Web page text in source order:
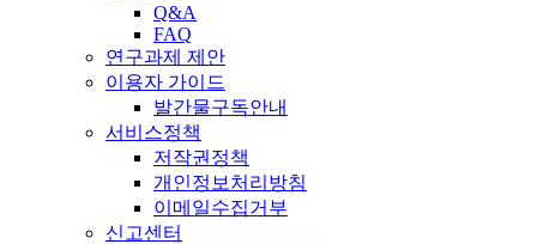
Q&A
FAQ
연구과제 제안
이용자 가이드
발간물구독안내
서비스정책
저작권정책
개인정보처리방침
이메일수집거부
신고센터